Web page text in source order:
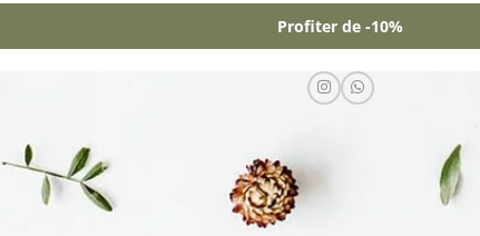
Profiter de -10%